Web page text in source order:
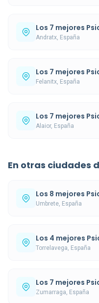
Los 7 mejores
Andratx, España
Los 7 mejores
Felanitx, España
Los 7 mejores
Alaior, España
En otras ciudades
Los 8 mejores
Umbrete, España
Los 4 mejores
Torrelavega, España
Los 7 mejores
Zumarraga, España